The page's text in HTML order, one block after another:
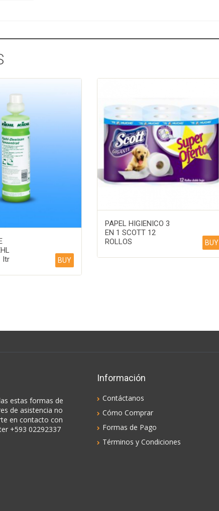
ltr
BUY
PAPEL HIGIENICO 3
EN 1 SCOTT 12
ROLLOS
BUY
estas formas de
de asistencia no
en contacto con
+593 02292337
Información
Contáctanos
Cómo Comprar
Formas de Pago
Términos y Condiciones